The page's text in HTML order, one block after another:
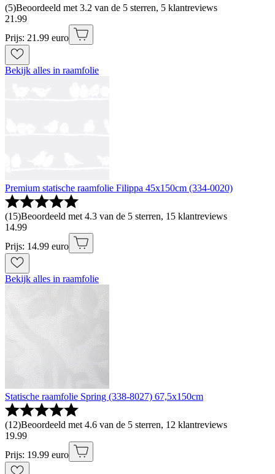
(5)Beoordeeld met 3.2 van de 5 sterren, 5 klantreviews
21 .99
Prijs: 21.99 euro
Bekijk alles in raamfolie
Premium statische raamfolie Filippa 45x150cm (334-0020)
(15)Beoordeeld met 4.3 van de 5 sterren, 15 klantreviews
14.99
Prijs: 14.99 euro
Bekijk alles in raamfolie
Statische raamfolie Spring (338-8027) 67,5x150cm
(12)Beoordeeld met 4.6 van de 5 sterren, 12 klantreviews
19.99
Prijs: 19.99 euro